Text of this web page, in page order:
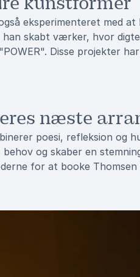
eksperimenteret med at
skabt værker, hvor
Disse projekter
næste
poesi, refleksion og
og skaber en
for at booke